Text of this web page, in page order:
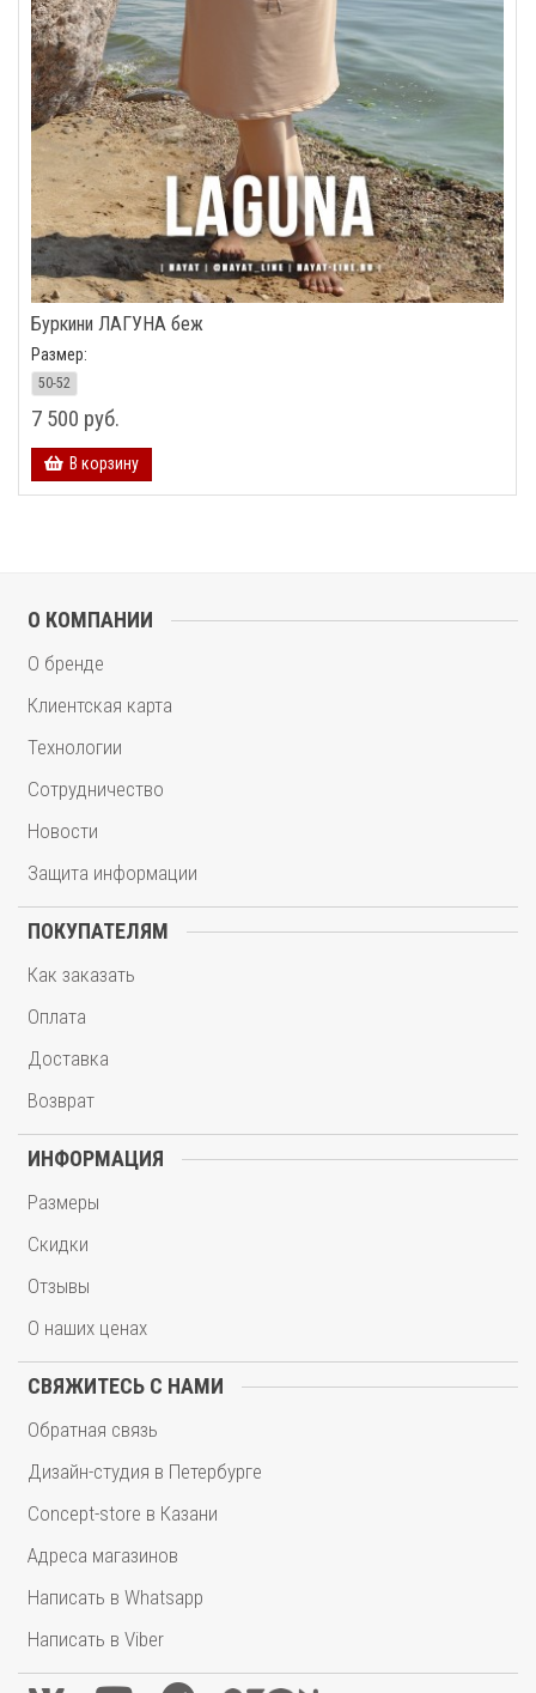
Буркини ЛАГУНА беж
Размер:
50-52
7 500 руб.
В корзину
О КОМПАНИИ
О бренде
Клиентская карта
Технологии
Сотрудничество
Новости
Защита информации
ПОКУПАТЕЛЯМ
Как заказать
Оплата
Доставка
Возврат
ИНФОРМАЦИЯ
Размеры
Скидки
Отзывы
О наших ценах
СВЯЖИТЕСЬ С НАМИ
Обратная связь
Дизайн-студия в Петербурге
Concept-store в Казани
Адреса магазинов
Написать в Whatsapp
Написать в Viber